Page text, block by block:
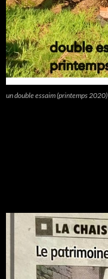
un double essaim (printemps 2020)